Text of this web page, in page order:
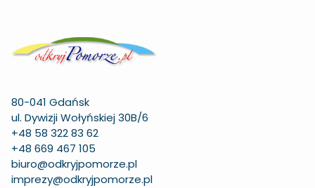
80-041 Gdańsk
ul. Dywizji Wołyńskiej 30B/6
+48 58 322 83 62
+48 669 467 105
biuro@odkryjpomorze.pl
imprezy@odkryjpomorze.pl